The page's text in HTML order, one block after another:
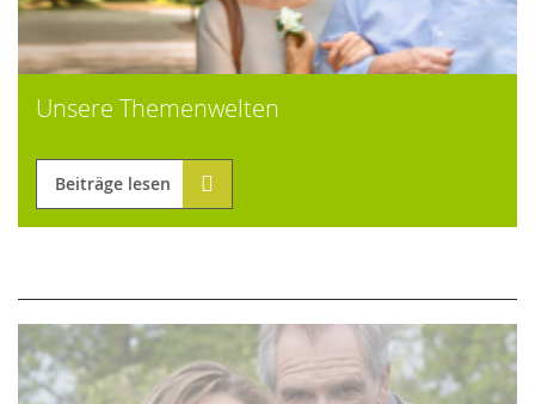
Unsere Themenwelten
Beiträge lesen